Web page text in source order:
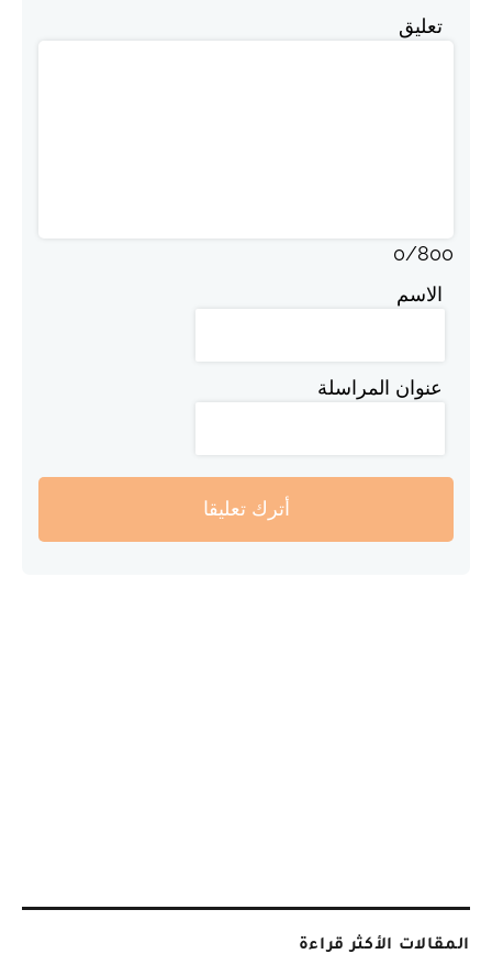
تعليق
0/800
الاسم
عنوان المراسلة
أترك تعليقا
المقالات الأكثر قراءة